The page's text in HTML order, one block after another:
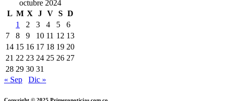
octubre 2024
L M X J V S D
1
2 3 4 5
6
7
8 9 10 11 12 13
14 15 16 17 18 19 20
21 22 23 24 25 26 27
28 29 30 31
« Sep
Dic »